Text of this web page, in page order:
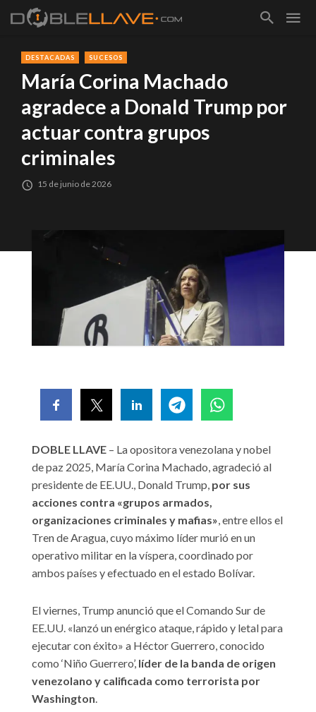
DESTACADAS SUCESOS
María Corina Machado
agradece a Donald Trump por
actuar contra grupos
criminales
15 de junio de 2026
DOBLE LLAVE – La opositora venezolana y nobel
de paz 2025, María Corina Machado, agradeció al
presidente de EE.UU., Donald Trump, por sus
acciones contra «grupos armados,
organizaciones criminales y mafias», entre ellos el
Tren de Aragua, cuyo máximo líder murió en un
operativo militar en la víspera, coordinado por
ambos países y efectuado en el estado Bolívar.
El viernes, Trump anunció que el Comando Sur de
EE.UU. «lanzó un enérgico ataque, rápido y letal para
ejecutar con éxito» a Héctor Guerrero, conocido
como ‘Niño Guerrero’, líder de la banda de origen
venezolano y calificada como terrorista por
Washington.